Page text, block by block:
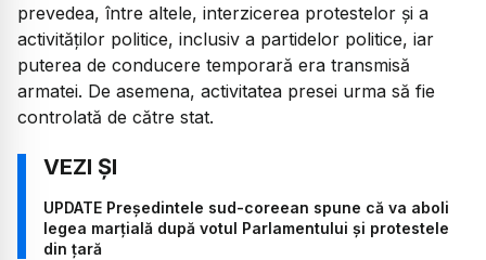
prevedea, între altele, interzicerea protestelor și a
activităților politice, inclusiv a partidelor politice, iar
puterea de conducere temporară era transmisă
armatei. De asemena, activitatea presei urma să fie
controlată de către stat.
UPDATE Președintele sud-coreean spune că va aboli
legea marțială după votul Parlamentului și protestele
din țară